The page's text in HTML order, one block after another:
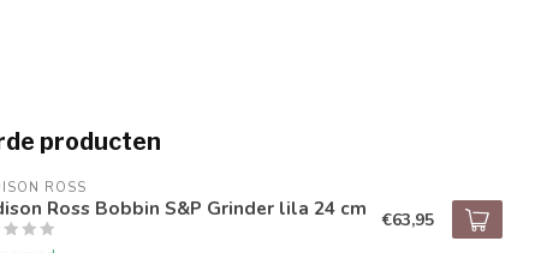
producten
ROSS
Ross Bobbin S&P Grinder lila 24 cm €63,95